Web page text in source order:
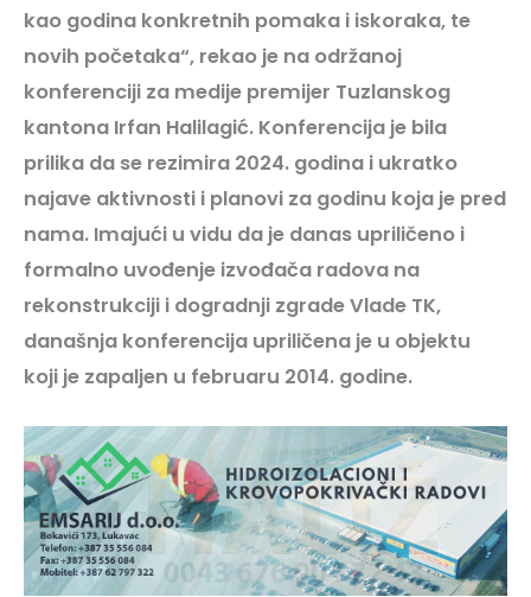
kao godina konkretnih pomaka i iskoraka, te
novih početaka“, rekao je na održanoj
konferenciji za medije premijer Tuzlanskog
kantona Irfan Halilagić. Konferencija je bila
prilika da se rezimira 2024. godina i ukratko
najave aktivnosti i planovi za godinu koja je pred
nama. Imajući u vidu da je danas upriličeno i
formalno uvođenje izvođača radova na
rekonstrukciji i dogradnji zgrade Vlade TK,
današnja konferencija upriličena je u objektu
koji je zapaljen u februaru 2014. godine.